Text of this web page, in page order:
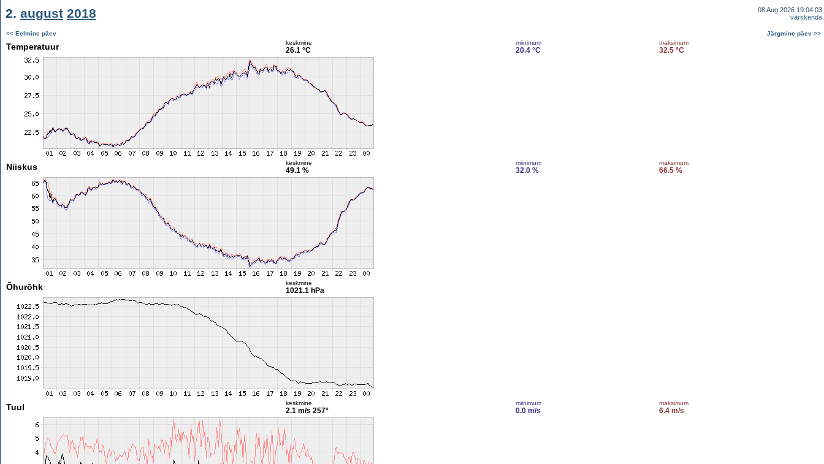
2. august 2018
08 Aug 2026 19:04:03
värskenda
<< Eelmine päev Järgmine päev >>
Temperatuur keskmine
26.1 °C
miinimum
20.4 °C
maksimum
32.5 °C
Niiskus keskmine
49.1 %
miinimum
32.0 %
maksimum
66.5 %
Õhurõhk keskmine
1021.1 hPa
Tuul keskmine
2.1 m/s 257°
miinimum
0.0 m/s
maksimum
6.4 m/s